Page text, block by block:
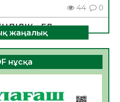
44 0
– ЕЛ
41 0
– БОЛАШАҚҚА
жаңалық
нұсқа